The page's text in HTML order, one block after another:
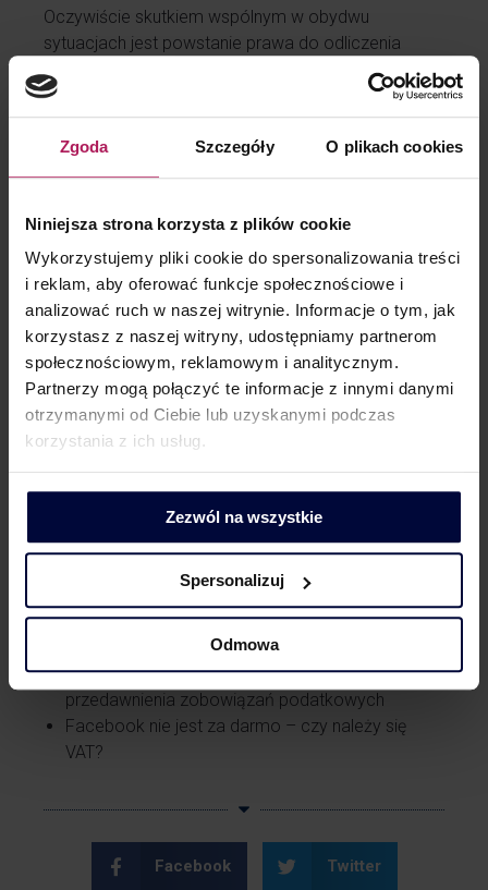
Zgoda Szczegóły O plikach cookies
Niniejsza strona korzysta z plików cookie
Wykorzystujemy pliki cookie do spersonalizowania treści
i reklam, aby oferować funkcje społecznościowe i
analizować ruch w naszej witrynie. Informacje o tym, jak
korzystasz z naszej witryny, udostępniamy partnerom
społecznościowym, reklamowym i analitycznym.
Partnerzy mogą połączyć te informacje z innymi danymi
otrzymanymi od Ciebie lub uzyskanymi podczas
korzystania z ich usług.
Zezwól na wszystkie
Spersonalizuj
Odmowa
Oczywiście skutkiem wspólnym w obydwu
sytuacjach jest powstanie prawa do odliczenia
w odniesieniu do wydatków na nabycie lub
wytworzenie towarów przekazanych inifluencerowi.
ukształtowania zasad współpracy z influencerem,
to jednak przez jasne zasady współpracy jest
posłużyć się innym modelem współpracy, jednak
należy zawsze zadać sobie pytanie, czy będzie
on równie skuteczny biznesowo oraz jakie wywoła
skutki podatkowe, a tym samym, jakie czynności
powinny być wykonane w celu spełnienia wszystkich
obowiązków sprawozdawczych w tym zakresie.
**********
[1]Wyrok WSA w Rzeszowie z 24 sierpnia 2023 r.,
sygn. I SA/Rz 237/23.
Powiązane treści
Influencer marketing
Tax Alert: System kaucyjny, czyli rewolucja na już
Przepisy covidowe nie zawiesiły biegu terminu
przedawnienia zobowiązań podatkowych
Facebook nie jest za darmo – czy należy się
VAT?
Facebook Twitter